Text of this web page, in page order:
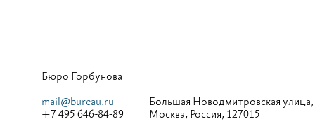
Бюро Горбунова
mail@bureau.ru
+7 495 646-84-89
Большая Новодмитровская улица,
Москва, Россия, 127015